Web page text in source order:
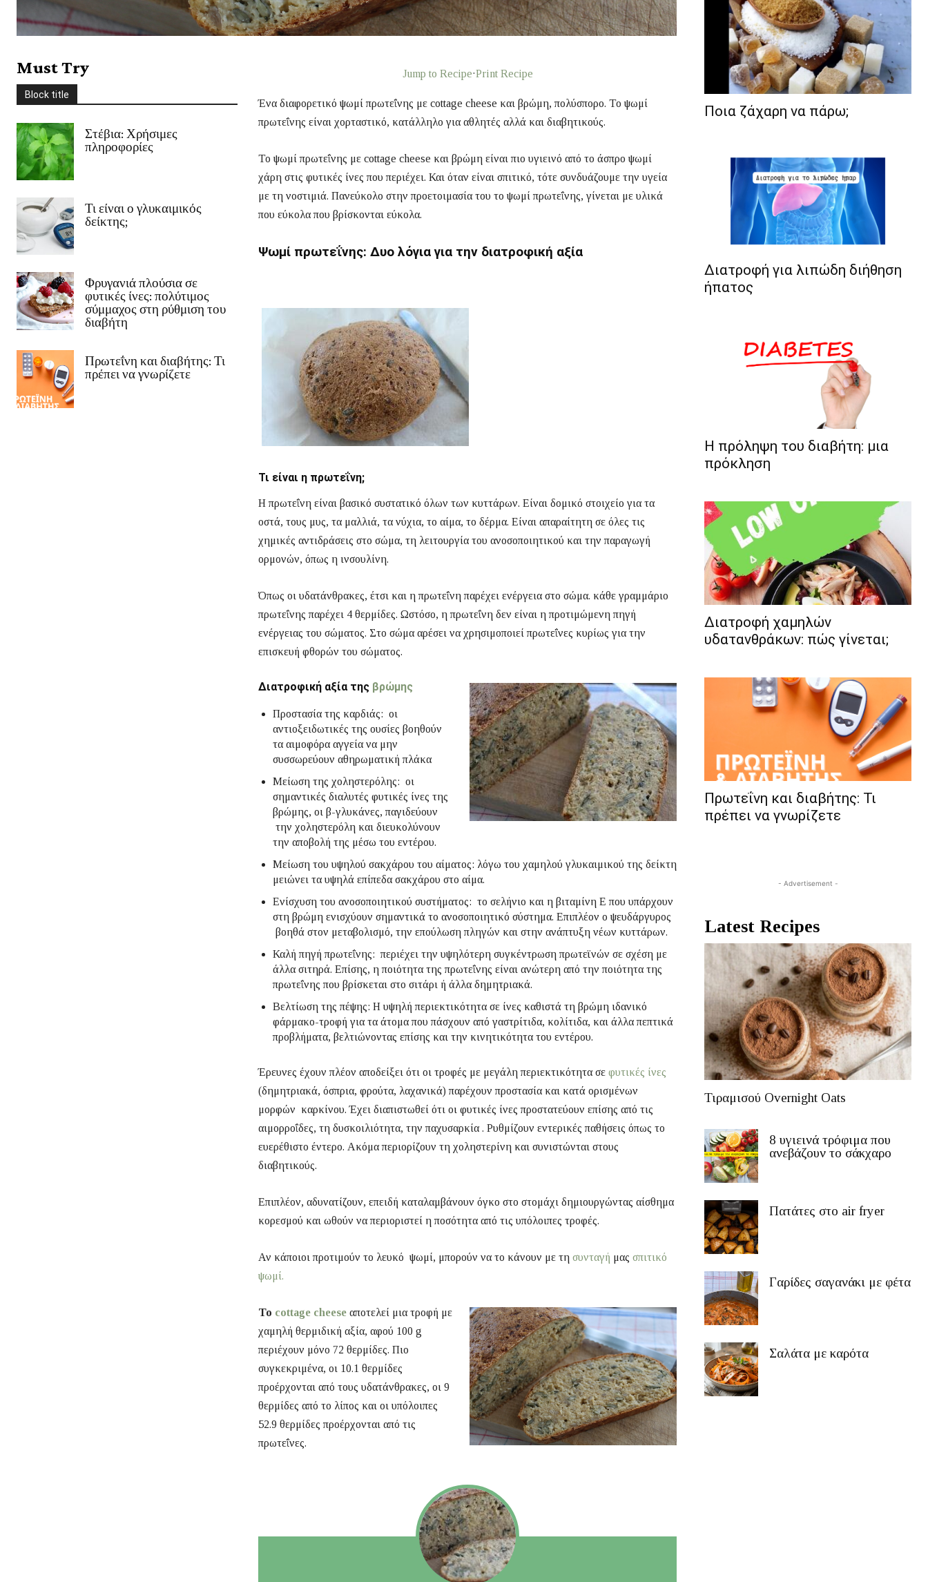
Must Try
Block title
Παραδοσιακές συνταγές
Πάσχα
Πατάτα
Πίτες
Πίτσα
Πρωινό
πρωτείνη
Σαλάτα
Σάλτσα
Σνακ Σοκολάτα
Σούπα
Στέβια: Χρήσιμες
πληροφορίες
Τι είναι ο γλυκαιμικός
δείκτης;
Φρυγανιά πλούσια σε
φυτικές ίνες: πολύτιμος
σύμμαχος στη ρύθμιση του
διαβήτη
Πρωτεΐνη και διαβήτης: Τι
πρέπει να γνωρίζετε
Jump to Recipe·Print Recipe
Ένα διαφορετικό ψωμί πρωτεΐνης με cottage cheese και βρώμη, πολύσπορο. Το ψωμί
πρωτεΐνης είναι χορταστικό, κατάλληλο για αθλητές αλλά και διαβητικούς.
Το ψωμί πρωτεΐνης με cottage cheese και βρώμη είναι πιο υγιεινό από το άσπρο ψωμί
χάρη στις φυτικές ίνες που περιέχει. Και όταν είναι σπιτικό, τότε συνδυάζουμε την υγεία
με τη νοστιμιά. Πανεύκολο στην προετοιμασία του το ψωμί πρωτεΐνης, γίνεται με υλικά
που εύκολα που βρίσκονται εύκολα.
Ψωμί πρωτεΐνης: Δυο λόγια για την διατροφική αξία
Τι είναι η πρωτεΐνη;
Η πρωτεΐνη είναι βασικό συστατικό όλων των κυττάρων. Είναι δομικό στοιχείο για τα
οστά, τους μυς, τα μαλλιά, τα νύχια, το αίμα, το δέρμα. Είναι απαραίτητη σε όλες τις
χημικές αντιδράσεις στο σώμα, τη λειτουργία του ανοσοποιητικού και την παραγωγή
ορμονών, όπως η ινσουλίνη.
Όπως οι υδατάνθρακες, έτσι και η πρωτεΐνη παρέχει ενέργεια στο σώμα. κάθε γραμμάριο
πρωτεΐνης παρέχει 4 θερμίδες. Ωστόσο, η πρωτεΐνη δεν είναι η προτιμώμενη πηγή
ενέργειας του σώματος. Στο σώμα αρέσει να χρησιμοποιεί πρωτεΐνες κυρίως για την
επισκευή φθορών του σώματος.
Διατροφική αξία της βρώμης
Προστασία της καρδιάς: οι
αντιοξειδωτικές της ουσίες βοηθούν
τα αιμοφόρα αγγεία να μην
συσσωρεύουν αθηρωματική πλάκα
Μείωση της χοληστερόλης: οι
σημαντικές διαλυτές φυτικές ίνες της
βρώμης, οι β-γλυκάνες, παγιδεύουν
την χοληστερόλη και διευκολύνουν
την αποβολή της μέσω του εντέρου.
Μείωση του υψηλού σακχάρου του αίματος: λόγω του χαμηλού γλυκαιμικού της δείκτη
μειώνει τα υψηλά επίπεδα σακχάρου στο αίμα.
Ενίσχυση του ανοσοποιητικού συστήματος: το σελήνιο και η βιταμίνη Ε που υπάρχουν
στη βρώμη ενισχύουν σημαντικά το ανοσοποιητικό σύστημα. Επιπλέον ο ψευδάργυρος
βοηθά στον μεταβολισμό, την επούλωση πληγών και στην ανάπτυξη νέων κυττάρων.
Καλή πηγή πρωτεΐνης: περιέχει την υψηλότερη συγκέντρωση πρωτεϊνών σε σχέση με
άλλα σιτηρά. Επίσης, η ποιότητα της πρωτεΐνης είναι ανώτερη από την ποιότητα της
πρωτεΐνης που βρίσκεται στο σιτάρι ή άλλα δημητριακά.
Βελτίωση της πέψης: Η υψηλή περιεκτικότητα σε ίνες καθιστά τη βρώμη ιδανικό
φάρμακο-τροφή για τα άτομα που πάσχουν από γαστρίτιδα, κολίτιδα, και άλλα πεπτικά
προβλήματα, βελτιώνοντας επίσης και την κινητικότητα του εντέρου.
Έρευνες έχουν πλέον αποδείξει ότι οι τροφές με μεγάλη περιεκτικότητα σε φυτικές ίνες
(δημητριακά, όσπρια, φρούτα, λαχανικά) παρέχουν προστασία και κατά ορισμένων
μορφών καρκίνου. Έχει διαπιστωθεί ότι οι φυτικές ίνες προστατεύουν επίσης από τις
αιμορροΐδες, τη δυσκοιλιότητα, την παχυσαρκία . Ρυθμίζουν εντερικές παθήσεις όπως το
ευερέθιστο έντερο. Ακόμα περιορίζουν τη χοληστερίνη και συνιστώνται στους
διαβητικούς.
Επιπλέον, αδυνατίζουν, επειδή καταλαμβάνουν όγκο στο στομάχι δημιουργώντας αίσθημα
κορεσμού και ωθούν να περιοριστεί η ποσότητα από τις υπόλοιπες τροφές.
Αν κάποιοι προτιμούν το λευκό ψωμί, μπορούν να το κάνουν με τη συνταγή μας σπιτικό
ψωμί.
Το cottage cheese αποτελεί μια τροφή με
χαμηλή θερμιδική αξία, αφού 100 g
περιέχουν μόνο 72 θερμίδες. Πιο
συγκεκριμένα, οι 10.1 θερμίδες
προέρχονται από τους υδατάνθρακες, οι 9
θερμίδες από το λίπος και οι υπόλοιπες
52.9 θερμίδες προέρχονται από τις
πρωτεΐνες.
Ποια ζάχαρη να πάρω;
Διατροφή για λιπώδη διήθηση
ήπατος
Η πρόληψη του διαβήτη: μια
πρόκληση
Διατροφή χαμηλών
υδατανθράκων: πώς γίνεται;
Πρωτεΐνη και διαβήτης: Τι
πρέπει να γνωρίζετε
- Advertisement -
Latest Recipes
Τιραμισού Overnight Oats
8 υγιεινά τρόφιμα που
ανεβάζουν το σάκχαρο
Πατάτες στο air fryer
Γαρίδες σαγανάκι με φέτα
Σαλάτα με καρότα